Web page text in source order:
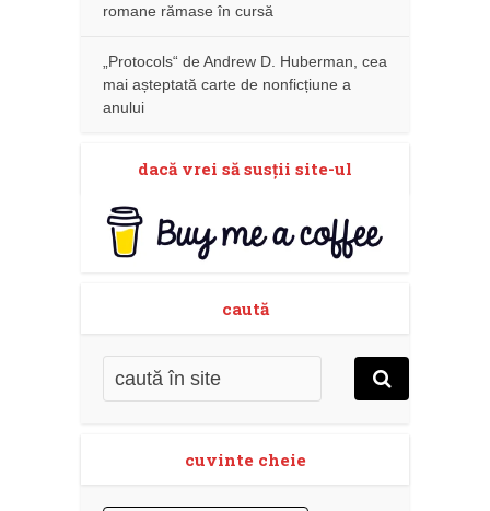
romane rămase în cursă
„Protocols“ de Andrew D. Huberman, cea
mai așteptată carte de nonficțiune a
anului
dacă vrei să susţii site-ul
caută
cuvinte cheie